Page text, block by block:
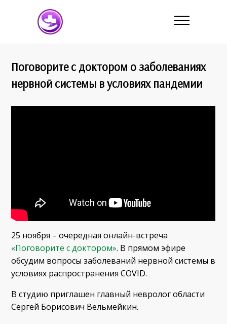
Поговорите с доктором о заболеваниях
нервной системы в условиях пандемии
25 ноября – очередная онлайн-встреча
«Поговорите с доктором». В прямом эфире
обсудим вопросы заболеваний нервной системы в
условиях распространения COVID.
В студию приглашен главный невролог области
Сергей Борисович Вельмейкин.